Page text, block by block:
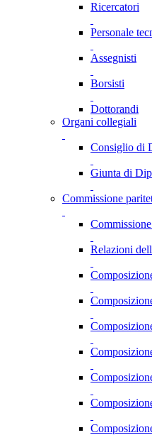
Ricercatori
Personale
Assegnisti
Borsisti
Dottorandi
Organi collegiali
Consiglio di
Giunta di
Commissione
Relazioni